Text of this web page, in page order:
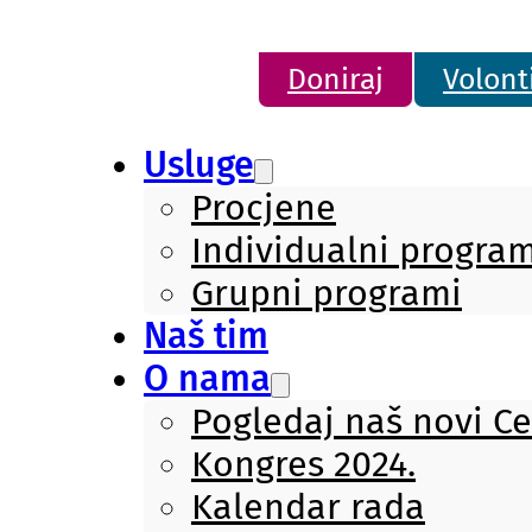
Doniraj
Usluge
Procjene
Individualni
Grupni programi
Naš tim
O nama
Pogledaj naš novi
Kongres 2024.
Kalendar rada